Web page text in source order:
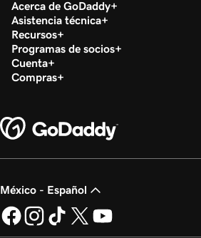
Acerca de GoDaddy
Asistencia técnica
Recursos
Programas de socios
Cuenta
Compras
México - Español